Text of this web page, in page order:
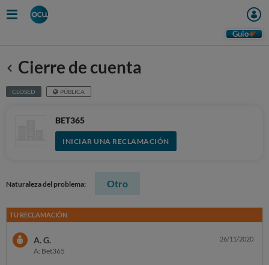
Guio
Anterior
Cierre de cuenta
CLOSED PÚBLICA
BET365
INICIAR UNA RECLAMACIÓN
Naturaleza del problema: Otro
TU RECLAMACIÓN
A. G.
A: Bet365
26/11/2020